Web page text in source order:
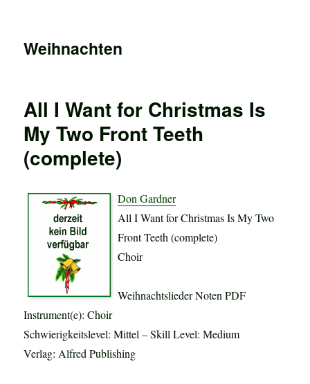
Weihnachten
All I Want for Christmas Is
My Two Front Teeth
(complete)
Don Gardner
All I Want for Christmas Is My Two
Front Teeth (complete)
Choir
Weihnachtslieder Noten PDF
Instrument(e): Choir
Schwierigkeitslevel: Mittel – Skill Level: Medium
Verlag: Alfred Publishing